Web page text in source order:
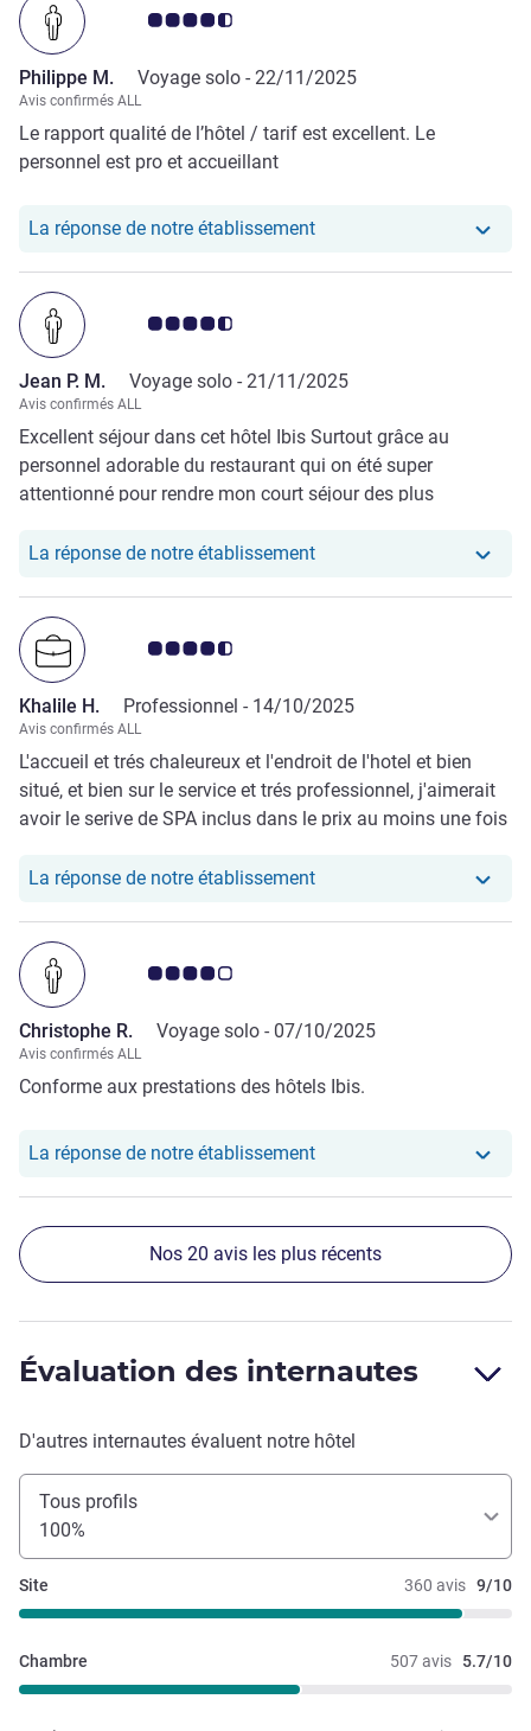
Note Avis clients 4.5/5
Philippe M. Voyage solo - 22/11/2025
Avis confirmés ALL
Le rapport qualité de l’hôtel / tarif est excellent. Le
personnel est pro et accueillant
La réponse de notre établissementNotre hôtel a repondu au
Note Avis clients 4.5/5
Jean P. M. Voyage solo - 21/11/2025
Avis confirmés ALL
Excellent séjour dans cet hôtel Ibis Surtout grâce au
personnel adorable du restaurant qui on été super
attentionné pour rendre mon court séjour des plus
La réponse de notre établissementNotre hôtel a repondu au
Note Avis clients 4.5/5
Khalile H. Professionnel - 14/10/2025
Avis confirmés ALL
L'accueil et trés chaleureux et l'endroit de l'hotel et bien
situé, et bien sur le service et trés professionnel, j'aimerait
avoir le serive de SPA inclus dans le prix au moins une fois
La réponse de notre établissementNotre hôtel a repondu au
Note Avis clients 4.0/5
Christophe R. Voyage solo - 07/10/2025
Avis confirmés ALL
Conforme aux prestations des hôtels Ibis.
La réponse de notre établissementNotre hôtel a repondu au
Nos 20 avis les plus récents
Évaluation des internautes
D'autres internautes évaluent notre hôtel
Tous profils
100%
360 avis 9/10
Site
507 avis 5.7/10
Chambre